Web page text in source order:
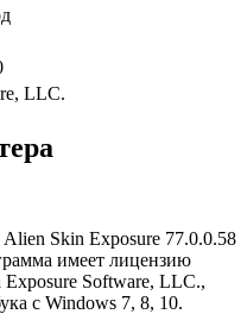
LLC.
Skin Exposure 77.0.0.58
имеет лицензию
Software, LLC.,
с Windows 7, 8, 10.